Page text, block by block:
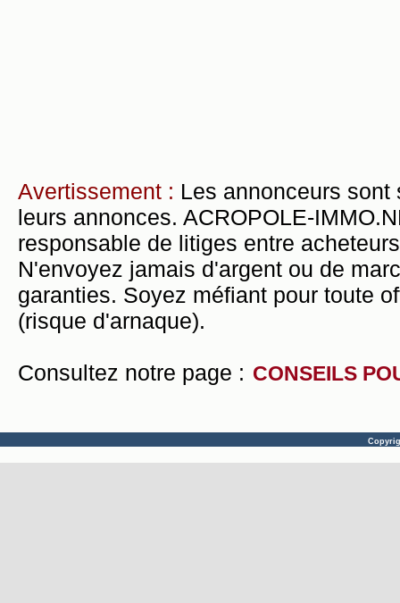
Avertissement : Les annonceurs
leurs annonces. ACROPOLE-
responsable de litiges entre
N'envoyez jamais d'argent ou de
garanties. Soyez méfiant pour toute
(risque d'arnaque).
Consultez notre page : CONSEILS